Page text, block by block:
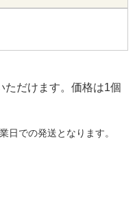
ただけます。価格は1個
日での発送となります。